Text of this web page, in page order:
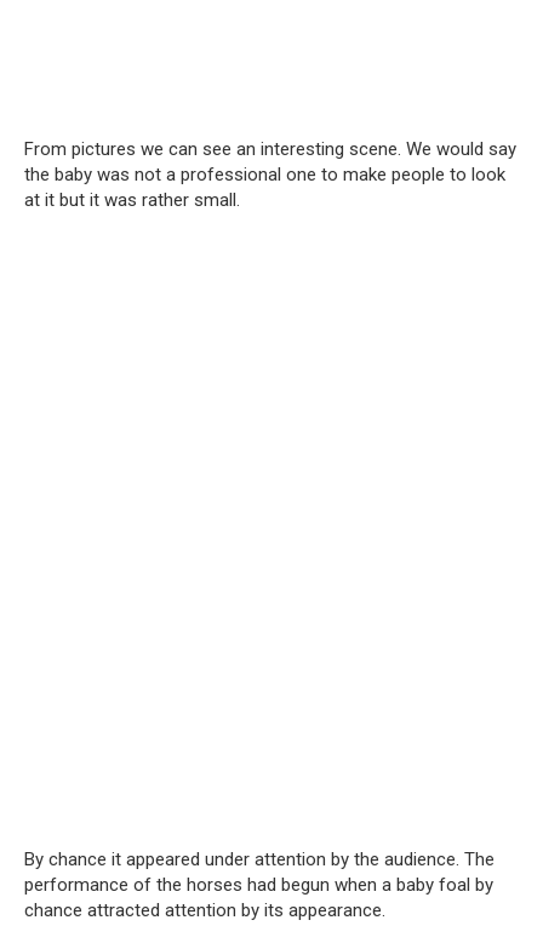
From pictures we can see an interesting scene. We would say
the baby was not a professional one to make people to look
at it but it was rather small.
By chance it appeared under attention by the audience. The
performance of the horses had begun when a baby foal by
chance attracted attention by its appearance.